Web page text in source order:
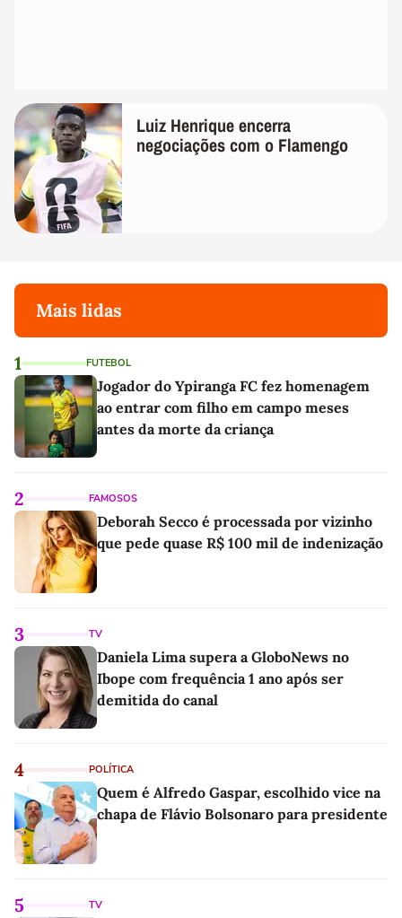
Luiz Henrique encerra
negociações com o Flamengo
Mais lidas
1 FUTEBOL
Jogador do Ypiranga FC fez homenagem
ao entrar com filho em campo meses
antes da morte da criança
2 FAMOSOS
Deborah Secco é processada por vizinho
que pede quase R$ 100 mil de indenização
3 TV
Daniela Lima supera a GloboNews no
Ibope com frequência 1 ano após ser
demitida do canal
4 POLÍTICA
Quem é Alfredo Gaspar, escolhido vice na
chapa de Flávio Bolsonaro para presidente
5 TV